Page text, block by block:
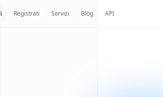
Registrati Servizi Blog API